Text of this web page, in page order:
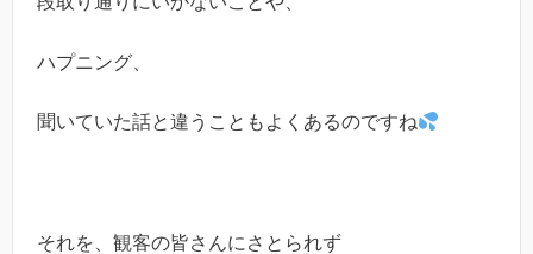
ハプニング、
聞いていた話と違うこともよくあるのですね
それを、観客の皆さんにさとられず